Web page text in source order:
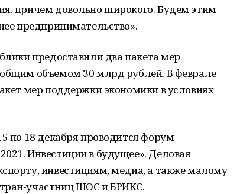
причем довольно широкого. Будем этим
предпринимательство».
предоставили два пакета мер
объемом 30 млрд рублей. В феврале
мер поддержки экономики в условиях
по 18 декабря проводится форум
Инвестиции в будущее». Деловая
инвестициям, медиа, а также малому
участниц ШОС и БРИКС.